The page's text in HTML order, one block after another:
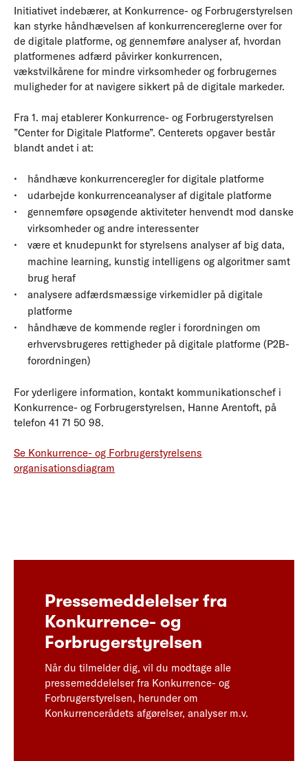
Initiativet indebærer, at Konkurrence- og Forbrugerstyrelsen
kan styrke håndhævelsen af konkurrencereglerne over for
de digitale platforme, og gennemføre analyser af, hvordan
platformenes adfærd påvirker konkurrencen,
vækstvilkårene for mindre virksomheder og forbrugernes
muligheder for at navigere sikkert på de digitale markeder.
Fra 1. maj etablerer Konkurrence- og Forbrugerstyrelsen
”Center for Digitale Platforme”. Centerets opgaver består
blandt andet i at:
håndhæve konkurrenceregler for digitale platforme
udarbejde konkurrenceanalyser af digitale platforme
gennemføre opsøgende aktiviteter henvendt mod danske
virksomheder og andre interessenter
være et knudepunkt for styrelsens analyser af big data,
machine learning, kunstig intelligens og algoritmer samt
brug heraf
analysere adfærdsmæssige virkemidler på digitale
platforme
håndhæve de kommende regler i forordningen om
erhvervsbrugeres rettigheder på digitale platforme (P2B-
forordningen)
For yderligere information, kontakt kommunikationschef i
Konkurrence- og Forbrugerstyrelsen, Hanne Arentoft, på
telefon 41 71 50 98.
Se Konkurrence- og Forbrugerstyrelsens
organisationsdiagram
Pressemeddelelser fra
Konkurrence- og
Forbrugerstyrelsen
Når du tilmelder dig, vil du modtage alle
pressemeddelelser fra Konkurrence- og
Forbrugerstyrelsen, herunder om
Konkurrencerådets afgørelser, analyser m.v.